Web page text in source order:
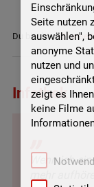
Du bist hier:
Infothek
„
Wenn ich
Seite nutzen
auswählen",
anonyme
nutzen und
zeigt es
keine Filme